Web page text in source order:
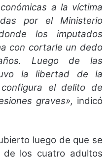
a la víctima
por el Ministerio
los imputados
con cortarle un dedo
Luego de las
la libertad de la
el delito de
graves», indicó
luego de que se
de los cuatro adultos